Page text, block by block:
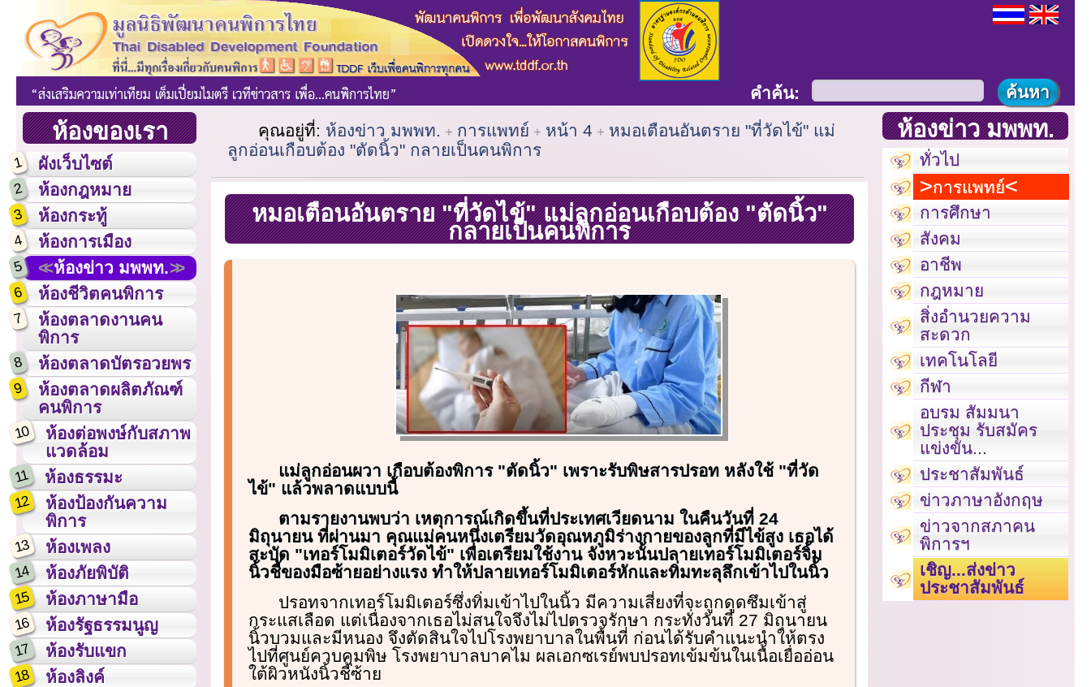
ห้องของเรา
1 ผังเว็บไซต์
2 ห้องกฎหมาย
3 ห้องกระทู้
4 ห้องการเมือง
5 ห้องข่าว มพพท.
6 ห้องชีวิตคนพิการ
7
ห้องตลาดงานคน
พิการ
8 ห้องตลาดบัตรอวยพร
9
ห้องตลาดผลิตภัณฑ์
คนพิการ
10
ห้องต่อพงษ์กับสภาพ
แวดล้อม
11 ห้องธรรมะ
12
ห้องป้องกันความ
พิการ
13 ห้องเพลง
14 ห้องภัยพิบัติ
15 ห้องภาษามือ
16 ห้องรัฐธรรมนูญ
17 ห้องรับแขก
18 ห้องลิงค์
คำค้น:
คุณอยู่ที่: ห้องข่าว มพพท. การแพทย์ หน้า 4
หมอเตือนอันตราย "ที่วัดไข้" แม่
ลูกอ่อนเกือบต้อง "ตัดนิ้ว" กลายเป็นคนพิการ
หมอเตือนอันตราย "ที่วัดไข้" แม่ลูกอ่อนเกือบต้อง "ตัดนิ้ว"
กลายเป็นคนพิการ
แม่ลูกอ่อนผวา เกือบต้องพิการ "ตัดนิ้ว" เพราะรับพิษสารปรอท หลังใช้ "ที่วัด
ไข้" แล้วพลาดแบบนี้
ตามรายงานพบว่า เหตุการณ์เกิดขึ้นที่ประเทศเวียดนาม ในคืนวันที่ 24
มิถุนายน ที่ผ่านมา คุณแม่คนหนึ่งเตรียมวัดอุณหภูมิร่างกายของลูกที่มีไข้สูง เธอได้
สะบัด "เทอร์โมมิเตอร์วัดไข้" เพื่อเตรียมใช้งาน จังหวะนั้นปลายเทอร์โมมิเตอร์จิ้ม
นิ้วชี้ของมือซ้ายอย่างแรง ทำให้ปลายเทอร์โมมิเตอร์หักและทิ่มทะลุลึกเข้าไปในนิ้ว
ปรอทจากเทอร์โมมิเตอร์ซึ่งทิ่มเข้าไปในนิ้ว มีความเสี่ยงที่จะถูกดูดซึมเข้าสู่
กระแสเลือด แต่เนื่องจากเธอไม่สนใจจึงไม่ไปตรวจรักษา กระทั่งวันที่ 27 มิถุนายน
นิ้วบวมและมีหนอง จึงตัดสินใจไปโรงพยาบาลในพื้นที่ ก่อนได้รับคำแนะนำให้ตรง
ไปที่ศูนย์ควบคุมพิษ โรงพยาบาลบาคไม ผลเอกซเรย์พบปรอทเข้มข้นในเนื้อเยื่ออ่อน
ใต้ผิวหนังนิ้วชี้ซ้าย
ห้องข่าว มพพท.
ทั่วไป
การแพทย์
การศึกษา
สังคม
อาชีพ
กฎหมาย
สิ่งอำนวยความ
สะดวก
เทคโนโลยี
กีฬา
อบรม สัมมนา
ประชุม รับสมัคร
แข่งขัน...
ประชาสัมพันธ์
ข่าวภาษาอังกฤษ
ข่าวจากสภาคน
พิการฯ
เชิญ...ส่งข่าว
ประชาสัมพันธ์